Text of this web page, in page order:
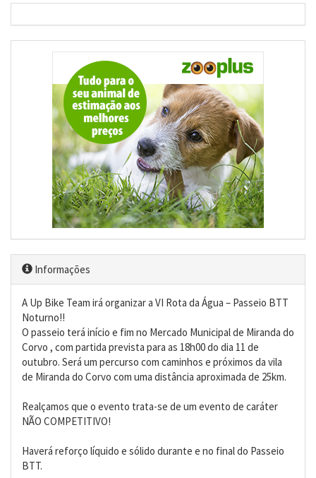
Informações
A Up Bike Team irá organizar a VI Rota da Água – Passeio BTT
Noturno!!
O passeio terá início e fim no Mercado Municipal de Miranda do
Corvo , com partida prevista para as 18h00 do dia 11 de
outubro. Será um percurso com caminhos e próximos da vila
de Miranda do Corvo com uma distância aproximada de 25km.
Realçamos que o evento trata-se de um evento de caráter
NÃO COMPETITIVO!
Haverá reforço líquido e sólido durante e no final do Passeio
BTT.